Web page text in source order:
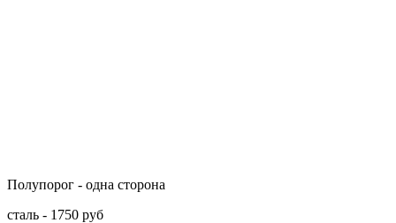
Полупорог - одна сторона
сталь - 1750 руб